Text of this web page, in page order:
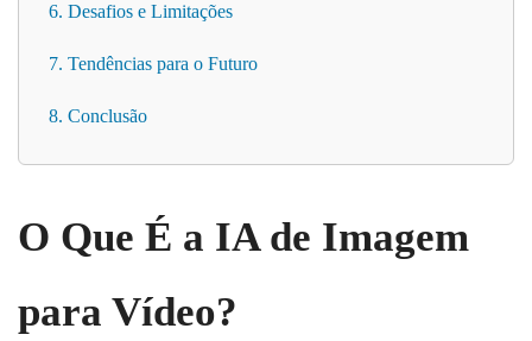
6. Desafios e Limitações
7. Tendências para o Futuro
8. Conclusão
O Que É a IA de Imagem
para Vídeo?